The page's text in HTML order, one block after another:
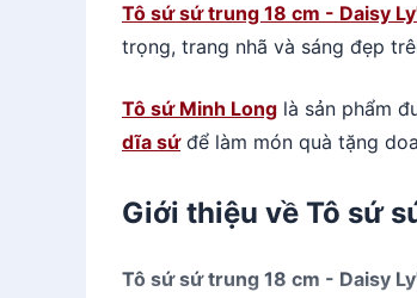
Tô sứ sứ trung 18 cm - Daisy
trọng, trang nhã và sáng đẹp
Tô sứ Minh Long là sản phẩm
dĩa sứ để làm món quà tặng
Giới thiệu về Tô sứ
Tô sứ sứ trung 18 cm - Daisy